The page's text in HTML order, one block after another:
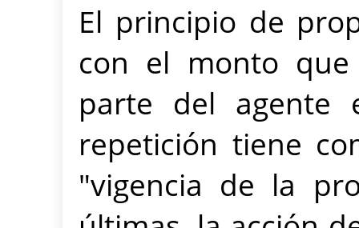
El principio de
con el monto
parte del agente
repetición tiene
"vigencia de la